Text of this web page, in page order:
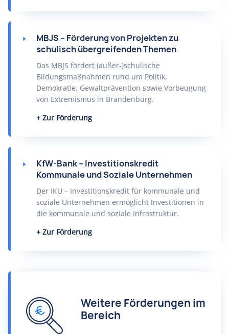
MBJS – Förderung von Projekten zu
schulisch übergreifenden Themen
Das MBJS fördert (außer-)schulische
Bildungsmaßnahmen rund um Politik,
Demokratie, Gewaltprävention sowie Vorbeugung
von Extremismus in Brandenburg.
Zur Förderung
KfW-Bank – Investitionskredit
Kommunale und Soziale Unternehmen
Der IKU – Investitionskredit für kommunale und
soziale Unternehmen ermöglicht Investitionen in
die kommunale und soziale Infrastruktur.
Zur Förderung
Weitere Förderungen im
Bereich